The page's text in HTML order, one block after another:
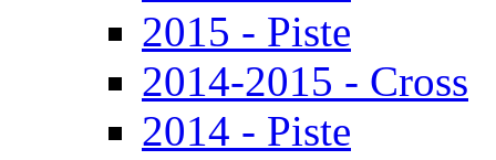
2015 - Piste
2014-2015 - Cross
2014 - Piste